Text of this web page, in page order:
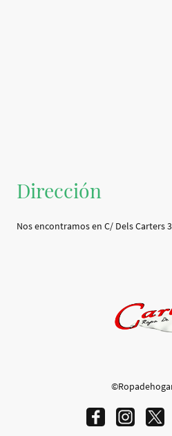
Dirección
Nos encontramos en C/ Dels Carters